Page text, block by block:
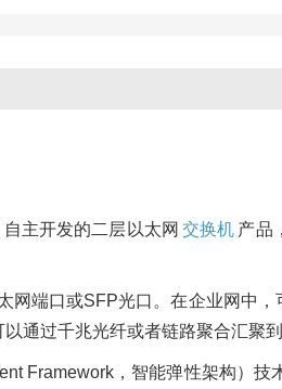
主开发的二层以太网 交换机 产品
网端口或SFP光口。在企业网中
以通过千兆光纤或者链路聚合汇聚
Framework，智能弹性架构）技